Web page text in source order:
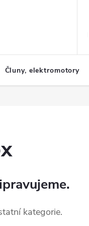
Čluny, elektromotory
kategorie.